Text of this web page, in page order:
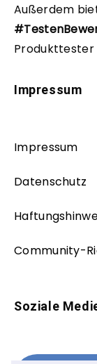
Außerdem
Produkttester
Impressum
Impressum
Datenschutz
Community-
Soziale